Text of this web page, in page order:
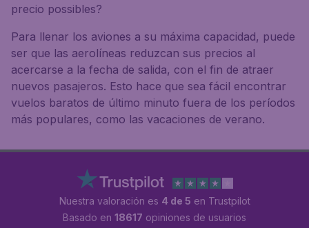
precio possibles?
Para llenar los aviones a su máxima capacidad, puede
ser que las aerolíneas reduzcan sus precios al
acercarse a la fecha de salida, con el fin de atraer
nuevos pasajeros. Esto hace que sea fácil encontrar
vuelos baratos de último minuto fuera de los períodos
más populares, como las vacaciones de verano.
Nuestra valoración es 4 de 5 en Trustpilot
Basado en 18617 opiniones de usuarios